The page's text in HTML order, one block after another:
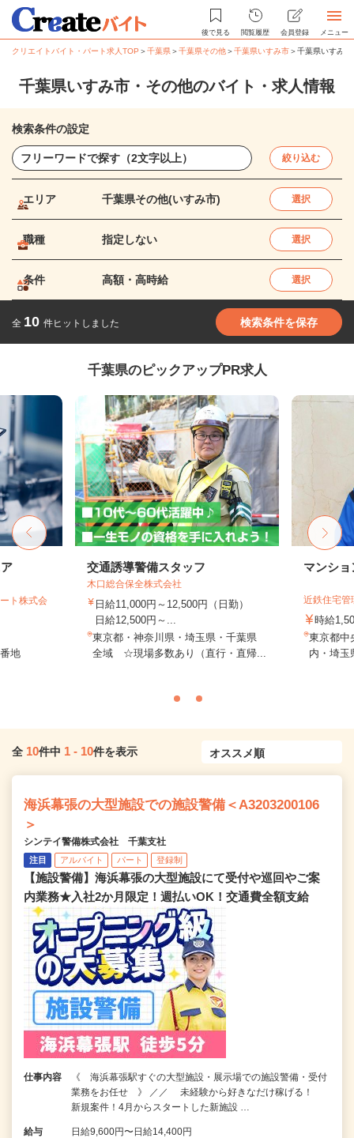
後で見る 閲覧履歴 会員登録 メニュー
クリエイトバイト・パート求人TOP ＞千葉県＞千葉県その他＞千葉県いすみ市＞千葉県いすみ
千葉県いすみ市・その他のバイト・求人情報
検索条件の設定
絞り込む
エリア 千葉県その他(いすみ市) 選択
職種 指定しない 選択
条件 高額・高時給 選択
全 10 件ヒットしました 検索条件を保存
千葉県のピックアップPR求人
ト株式会
地
交通誘導警備スタッフ
木口総合保全株式会社
日給11,000円～12,500円（日勤）
日給12,500円～...
東京都・神奈川県・埼玉県・千葉県
全域 ☆現場多数あり（直行・直帰...
マンシ
近鉄住宅
時給
東京都中
内・埼玉
全 10件中 1 - 10件を表示
海浜幕張の大型施設での施設警備＜A3203200106
＞
シンテイ警備株式会社 千葉支社
注目 アルバイト パート 登録制
【施設警備】海浜幕張の大型施設にて受付や巡回やご案
内業務★入社2か月限定！週払いOK！交通費全額支給
仕事内容
《 海浜幕張駅すぐの大型施設・展示場での施設警備・受付
業務をお任せ 》 ／／ 未経験から好きなだけ稼げる！
新規案件！4月からスタートした新施設 …
給与 日給9,600円〜日給14,400円